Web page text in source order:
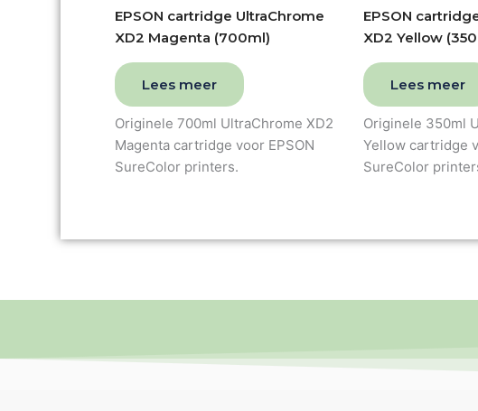
EPSON cartridge UltraChrome
XD2 Magenta (700ml)
Lees meer
Originele 700ml UltraChrome XD2
Magenta cartridge voor EPSON
SureColor printers.
EPSON
XD2 Yellow
Lees meer
Originele 350ml
Yellow cartridge
SureColor